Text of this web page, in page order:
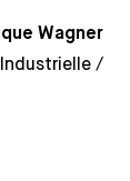
Wagner
/